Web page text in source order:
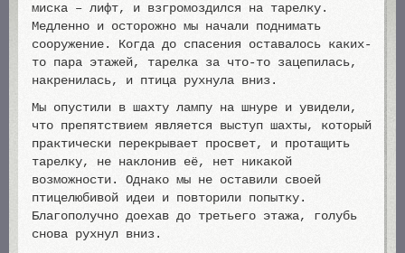
миска – лифт, и взгромоздился на тарелку.
Медленно и осторожно мы начали поднимать
сооружение. Когда до спасения оставалось каких-
то пара этажей, тарелка за что-то зацепилась,
накренилась, и птица рухнула вниз.
Мы опустили в шахту лампу на шнуре и увидели,
что препятствием является выступ шахты, который
практически перекрывает просвет, и протащить
тарелку, не наклонив её, нет никакой
возможности. Однако мы не оставили своей
птицелюбивой идеи и повторили попытку.
Благополучно доехав до третьего этажа, голубь
снова рухнул вниз.